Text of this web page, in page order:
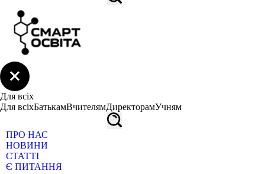
Для всіх
Для всіхБатькамВчителямДиректорамУчням
ПРО НАС
НОВИНИ
СТАТТІ
Є ПИТАННЯ